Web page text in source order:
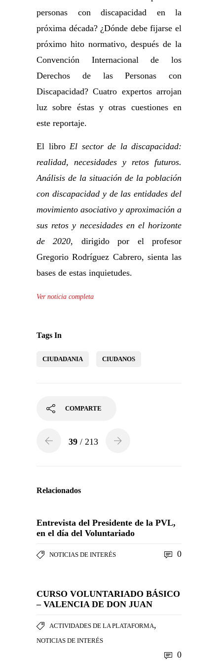
personas con discapacidad en la
próxima década? ¿Dónde debe fijarse el
próximo hito normativo, después de la
Convención Internacional de los
Derechos de las Personas con
Discapacidad? Cuatro expertos arrojan
luz sobre éstas y otras cuestiones en
este reportaje.
El libro El sector de la discapacidad:
realidad, necesidades y retos futuros.
Análisis de la situación de la población
con discapacidad y de las entidades del
movimiento asociativo y aproximación a
sus retos y necesidades en el horizonte
de 2020, dirigido por el profesor
Gregorio Rodríguez Cabrero, sienta las
bases de estas inquietudes.
Ver noticia completa
Tags In
CIUDADANIA CIUDANOS
COMPARTE
39 / 213
Relacionados
Entrevista del Presidente de la PVL,
en el día del Voluntariado
NOTICIAS DE INTERÉS 0
CURSO VOLUNTARIADO BÁSICO
– VALENCIA DE DON JUAN
ACTIVIDADES DE LA PLATAFORMA,
NOTICIAS DE INTERÉS
0